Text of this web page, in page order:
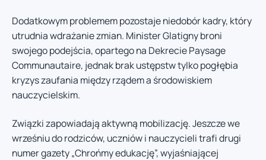
Dodatkowym problemem pozostaje niedobór kadry, który
utrudnia wdrażanie zmian. Minister Glatigny broni
swojego podejścia, opartego na Dekrecie Paysage
Communautaire, jednak brak ustępstw tylko pogłębia
kryzys zaufania między rządem a środowiskiem
nauczycielskim.
Związki zapowiadają aktywną mobilizację. Jeszcze we
wrześniu do rodziców, uczniów i nauczycieli trafi drugi
numer gazety „Chrońmy edukację”, wyjaśniającej